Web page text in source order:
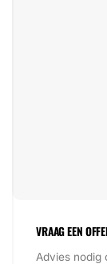
VRAAG EEN
Advies nodig